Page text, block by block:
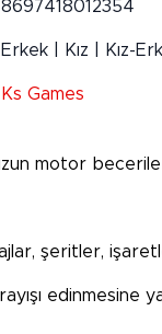
8697418012354
Erkek | Kız | Kız-
Ks Games
motor
şeritler,
edinmesine